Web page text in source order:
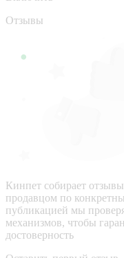
Отзывы
Кинпет собирает
продавцом по
публикацией мы
механизмов, чтобы
достоверность